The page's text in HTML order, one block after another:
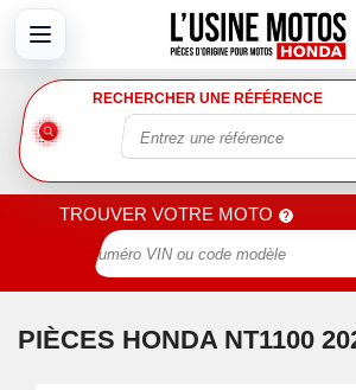
RECHERCHER UNE RÉFÉRENCE
TROUVER VOTRE MOTO
PIÈCES HONDA NT1100